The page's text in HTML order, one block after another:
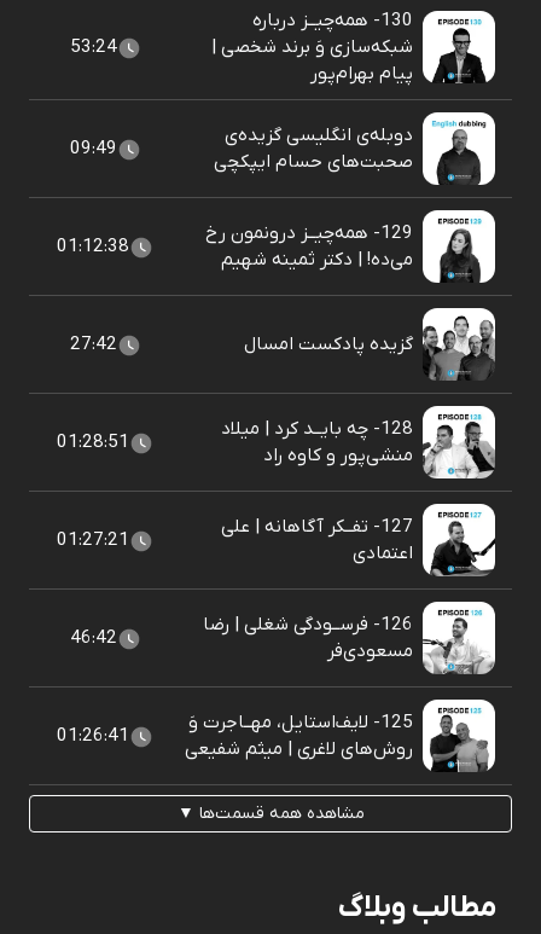
130- همه‌چیــز درباره
شبکه‌سازی وَ برند شخصی |
پيام بهرام‌پور
53:24
دوبله‌ی انگلیسی گزیده‌ی
صحبت‌های حسام ایپکچی
09:49
129- همه‌چیــز درونمون رخ
می‌ده! | دکتر ثمینه شهیم
01:12:38
گزیده پادکست امسال 27:42
128- چه بایــد کرد | میلاد
منشی‌پور و کاوه راد
01:28:51
127- تفــکر آگاهانه | علی
اعتمادی
01:27:21
126- فرســودگی شغلی | رضا
مسعودی‌فر
46:42
125- لایف‌استایل، مهــاجرت وَ
روش‌های لاغری | میثم شفیعی
01:26:41
مشاهده همه قسمت‌ها ▼
مطالب وبلاگ